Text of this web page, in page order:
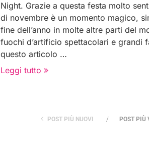
Night. Grazie a questa festa molto
di novembre è un momento magico,
fine dell’anno in molte altre parti del
fuochi d’artificio spettacolari e grandi
questo articolo …
Leggi tutto
POST PIÙ NUOVI POST PIÙ